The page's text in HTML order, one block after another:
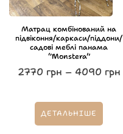
Матрац комбінований на
підвіконня/каркаси/піддони/
садові меблі панама
“Monstera”
2770 грн – 4090 грн
ДЕТАЛЬНІШЕ